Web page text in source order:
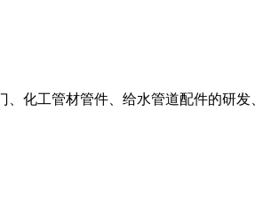
化工管材管件、给水管道配件的研发